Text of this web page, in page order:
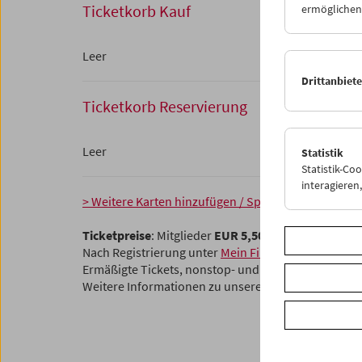
Ticketkorb Kauf
Leer
Ticketkorb Reservierung
Leer
> Weitere Karten hinzufügen / Spielplan
Ticketpreise: Mitglieder EUR 5,50
Nach Registrierung unter Mein Filmmuseum
Ermäßigte Tickets, nonstop- und weitere
Weitere Informationen zu unseren Tickets und
Statistik
Statistik-